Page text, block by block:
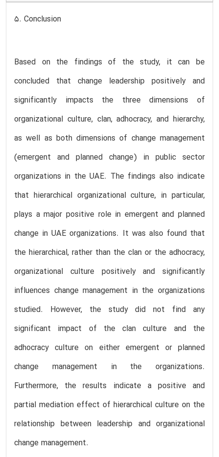
5. Conclusion
Based on the findings of the study, it can be
concluded that change leadership positively and
significantly impacts the three dimensions of
organizational culture, clan, adhocracy, and hierarchy,
as well as both dimensions of change management
(emergent and planned change) in public sector
organizations in the UAE. The findings also indicate
that hierarchical organizational culture, in particular,
plays a major positive role in emergent and planned
change in UAE organizations. It was also found that
the hierarchical, rather than the clan or the adhocracy,
organizational culture positively and significantly
influences change management in the organizations
studied. However, the study did not find any
significant impact of the clan culture and the
adhocracy culture on either emergent or planned
change management in the organizations.
Furthermore, the results indicate a positive and
partial mediation effect of hierarchical culture on the
relationship between leadership and organizational
change management.